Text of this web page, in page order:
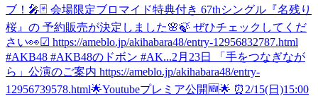
ブ！🎤🃏 会場限定ブロマイド特典付き 67thシングル『名残り
桜』の 予約販売が決定しました🌸🍃 ぜひチェックしてくだ
さい👀☑︎ https://ameblo.jp/akihabara48/entry-12956832787.html
#AKB48 #AKB48のドボン #AK...2月23日 「手をつなぎなが
ら」公演のご案内 https://ameblo.jp/akihabara48/entry-
12956739578.html🌟Youtubeプレミア公開🆕🌟 ⏰2/15(日)15:00